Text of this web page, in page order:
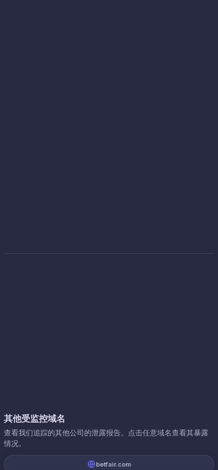
其他受监控域名
查看我们追踪的其他公司的泄露报告。点击任意域名查看其暴露
情况。
betfair.com